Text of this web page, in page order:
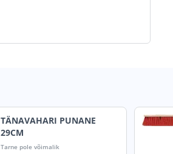
TÄNAVAHARI PUNANE
29CM
Tarne pole võimalik